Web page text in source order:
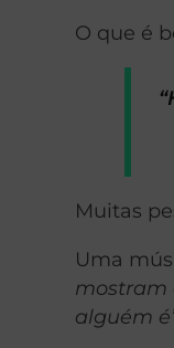
O que é
Muitas
Uma
mostram
alguém